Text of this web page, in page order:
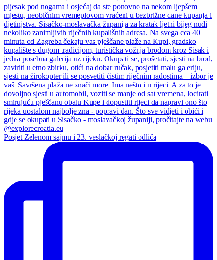
Posjet Zelenom sajmu i 23. veslačkoj regati odliča